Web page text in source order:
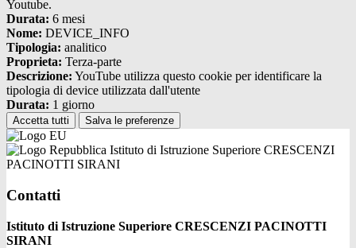
Youtube.
Durata: 6 mesi
Nome: DEVICE_INFO
Tipologia: analitico
Proprieta: Terza-parte
Descrizione: YouTube utilizza questo cookie per identificare la
tipologia di device utilizzata dall'utente
Durata: 1 giorno
Accetta tutti Salva le preferenze
Istituto di Istruzione Superiore CRESCENZI
PACINOTTI SIRANI
Contatti
Istituto di Istruzione Superiore CRESCENZI PACINOTTI
SIRANI